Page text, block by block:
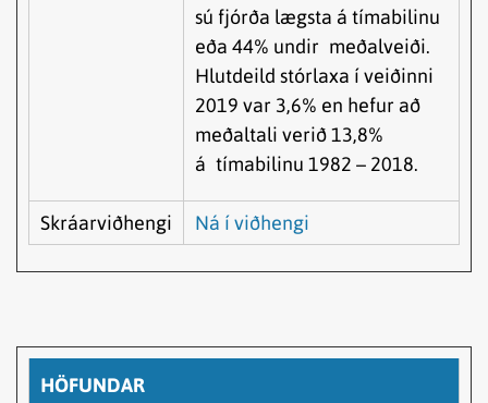
sú fjórða lægsta á tímabilinu
eða 44% undir meðalveiði.
Hlutdeild stórlaxa í veiðinni
2019 var 3,6% en hefur að
meðaltali verið 13,8%
á tímabilinu 1982 – 2018.
Skráarviðhengi Ná í viðhengi
HÖFUNDAR